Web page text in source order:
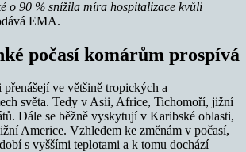
o 90 % snížila míra hospitalizace kvůli
EMA.
počasí komárům prospívá
ve většině tropických a
světa. Tedy v Asii, Africe, Tichomoří, jižní
Dále se běžně vyskytují v Karibské oblasti,
Americe. Vzhledem ke změnám v počasí,
s vyššími teplotami a k tomu dochází